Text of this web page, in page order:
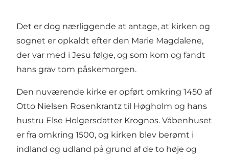
Det er dog nærliggende at antage, at kirken og
sognet er opkaldt efter den Marie Magdalene,
der var med i Jesu følge, og som kom og fandt
hans grav tom påskemorgen.
Den nuværende kirke er opført omkring 1450 af
Otto Nielsen Rosenkrantz til Høgholm og hans
hustru Else Holgersdatter Krognos. Våbenhuset
er fra omkring 1500, og kirken blev berømt i
indland og udland på grund af de to høje og